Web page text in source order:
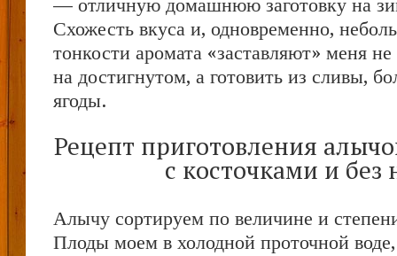
— отличную домашнюю заготовку на
Схожесть вкуса и, одновременно,
тонкости аромата «заставляют» меня не
на достигнутом, а готовить из сливы,
ягоды.
Рецепт приготовления
с косточками и без
Алычу сортируем по величине и
Плоды моем в холодной проточной